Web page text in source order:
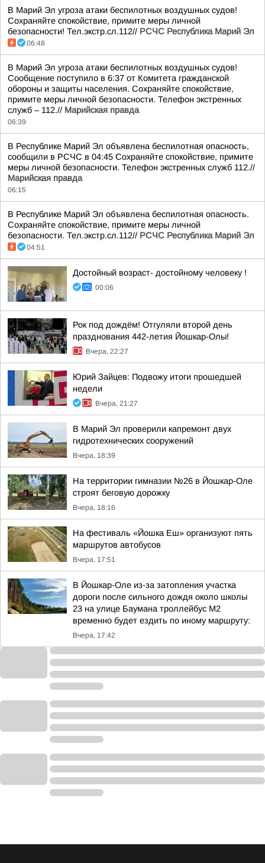
В Марий Эл угроза атаки беспилотных воздушных судов!
Сохраняйте спокойствие, примите меры личной
безопасности! Тел.экстр.сл.112// РСЧС Республика Марий Эл
06:48
В Марий Эл угроза атаки беспилотных воздушных судов!
Сообщение поступило в 6:37 от Комитета гражданской
обороны и защиты населения. Сохраняйте спокойствие,
примите меры личной безопасности. Телефон экстренных
служб – 112.// Марийская правда
06:39
В Республике Марий Эл объявлена беспилотная опасность,
сообщили в РСЧС в 04:45 Сохраняйте спокойствие, примите
меры личной безопасности. Телефон экстренных служб 112.//
Марийская правда
06:15
В Республике Марий Эл объявлена беспилотная опасность.
Сохраняйте спокойствие, примите меры личной
безопасности. Тел.экстр.сл.112// РСЧС Республика Марий Эл
04:51
Достойный возраст- достойному человеку !
00:06
Рок под дождём! Отгуляли второй день
празднования 442-летия Йошкар-Олы!
Вчера, 22:27
Юрий Зайцев: Подвожу итоги прошедшей
недели
Вчера, 21:27
В Марий Эл проверили капремонт двух
гидротехнических сооружений
Вчера, 18:39
На территории гимназии №26 в Йошкар-Оле
строят беговую дорожку
Вчера, 18:16
На фестиваль «Йошка Еш» организуют пять
маршрутов автобусов
Вчера, 17:51
В Йошкар-Оле из-за затопления участка
дороги после сильного дождя около школы
23 на улице Баумана троллейбус М2
временно будет ездить по иному маршруту:
Вчера, 17:42